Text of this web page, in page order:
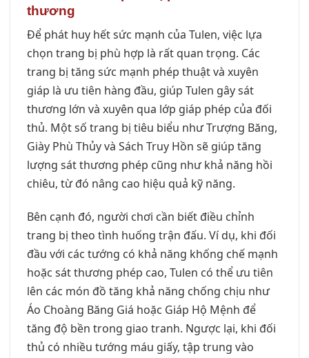
thương
Để phát huy hết sức mạnh của Tulen, việc lựa
chọn trang bị phù hợp là rất quan trọng. Các
trang bị tăng sức mạnh phép thuật và xuyên
giáp là ưu tiên hàng đầu, giúp Tulen gây sát
thương lớn và xuyên qua lớp giáp phép của đối
thủ. Một số trang bị tiêu biểu như Trượng Băng,
Giày Phù Thủy và Sách Truy Hồn sẽ giúp tăng
lượng sát thương phép cũng như khả năng hồi
chiêu, từ đó nâng cao hiệu quả kỹ năng.
Bên cạnh đó, người chơi cần biết điều chỉnh
trang bị theo tình huống trận đấu. Ví dụ, khi đối
đầu với các tướng có khả năng khống chế mạnh
hoặc sát thương phép cao, Tulen có thể ưu tiên
lên các món đồ tăng khả năng chống chịu như
Áo Choàng Băng Giá hoặc Giáp Hộ Mệnh để
tăng độ bền trong giao tranh. Ngược lại, khi đối
thủ có nhiều tướng máu giấy, tập trung vào